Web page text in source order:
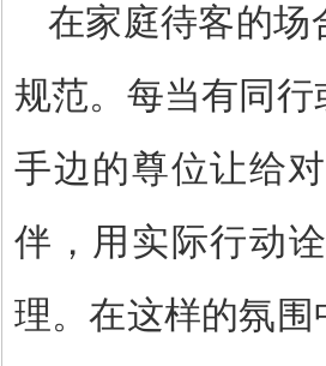
在家庭待客的场
规范。每当有同
手边的尊位让给
伴，用实际行动
理。在这样的氛